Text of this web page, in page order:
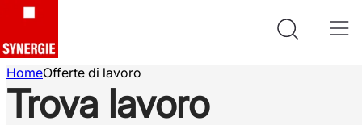
HomeOfferte di lavoro
Trova lavoro